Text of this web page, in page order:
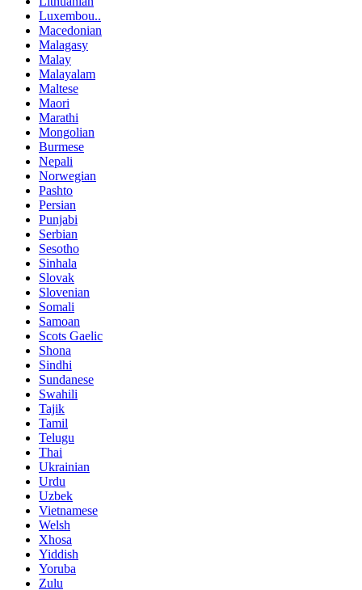
Luxembou..
Macedonian
Malagasy
Malay
Malayalam
Maltese
Maori
Marathi
Mongolian
Burmese
Nepali
Norwegian
Pashto
Persian
Punjabi
Serbian
Sesotho
Sinhala
Slovak
Slovenian
Somali
Samoan
Scots Gaelic
Shona
Sindhi
Sundanese
Swahili
Tajik
Tamil
Telugu
Thai
Ukrainian
Urdu
Uzbek
Vietnamese
Welsh
Xhosa
Yiddish
Yoruba
Zulu